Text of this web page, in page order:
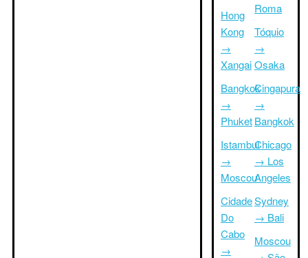
Hong
Kong
→
Xangai
Bangkok
→
Phuket
Istambul
→
Moscou
Cidade
Do
Cabo
→
Roma
Tóquio
→
Osaka
Cingapura
→
Bangkok
Chicago
→ Los
Angeles
Sydney
→ Bali
Moscou